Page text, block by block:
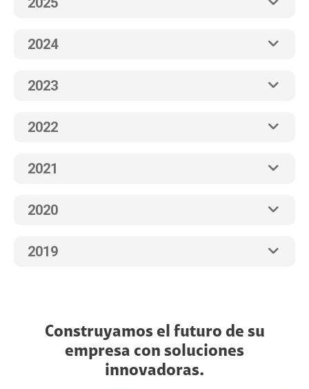
2024
2023
2022
2021
2020
2019
Construyamos el futuro de su
empresa con soluciones
innovadoras.